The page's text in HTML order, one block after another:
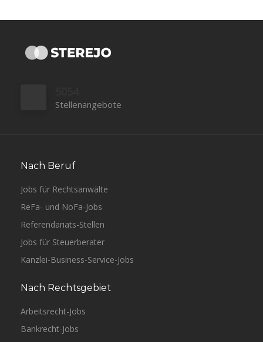
Stellenangebote
Nach Beruf
Jobs für Rechtsanwälte
ReFa- und NoFa-Jobs
Referendariats-Stellen
Jobs für Steuerberater
Kanzlei-Business-Service-Jobs
Nach Rechtsgebiet
Arbeitsrecht-Jobs
Bankrecht-Jobs